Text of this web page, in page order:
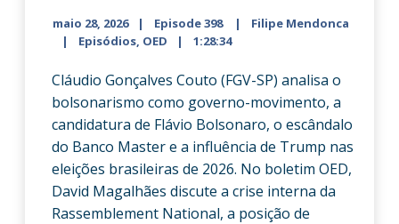
maio 28, 2026 Episode 398
Filipe Mendonca
Episódios, OED 1:28:34
Cláudio Gonçalves Couto (FGV-SP) analisa o
bolsonarismo como governo-movimento, a
candidatura de Flávio Bolsonaro, o escândalo
do Banco Master e a influência de Trump nas
eleições brasileiras de 2026. No boletim OED,
David Magalhães discute a crise interna da
Rassemblement National, a posição de